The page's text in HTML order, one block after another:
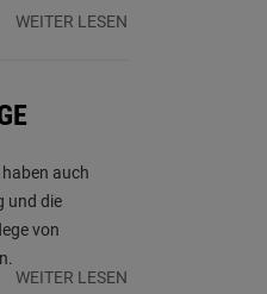
WEITER LESEN
auch
und die
von
WEITER LESEN